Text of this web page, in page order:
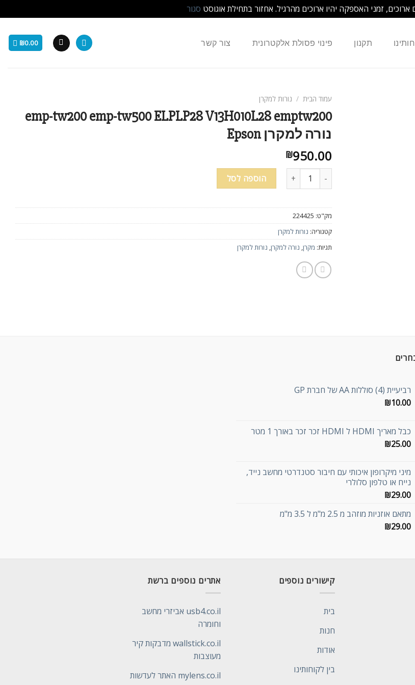
זמני האספקה יהיו ארוכים מהרגיל. אחזור בתחילת אוגוסט סגור
תקנון פינוי פסולת אלקטרונית צור קשר ₪0.00
עמוד הבית / נורות למקרן
emp-tw200 emp-tw500 ELPLP28 V13H010L28 emptw200
נורה למקרן Epson
₪950.00
כמות של emp-tw200 emp-tw500 ELPLP28 V13H010L28 emptw200 נורה למקרן Epson הוספה לסל
מק"ט: 224425
קטגוריה: נורות למקרן
תגיות: מקרן, נורה למקרן, נורות למקרן
רביעיית (4) סוללות AA של חברת GP
₪10.00
כבל מאריך HDMI ל HDMI זכר זכר באורך 1 מטר
₪25.00
מיני מיקרופון איכותי עם חיבור סטנדרטי מחשב נייד,
נייח או טלפון סלולרי
₪29.00
מתאם אוזניות מוזהב מ 2.5 מ"מ ל 3.5 מ"מ
₪29.00
קישורים נוספים
בית
חנות
אודות
בין לקוחותינו
אתרים נוספים ברשת
usb4.co.il אביזרי מחשב
וחומרה
wallstick.co.il מדבקות קיר
מעוצבות
mylens.co.il האתר לעדשות